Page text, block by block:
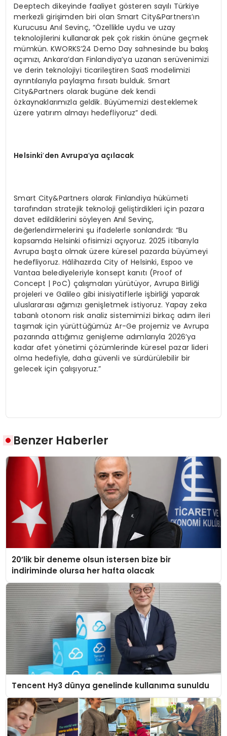
Deeptech dikeyinde faaliyet gösteren sayılı Türkiye
merkezli girişimden biri olan Smart City&Partners’ın
Kurucusu Anıl Sevinç, “Özellikle uydu ve uzay
teknolojilerini kullanarak pek çok riskin önüne geçmek
mümkün. KWORKS’24 Demo Day sahnesinde bu bakış
açımızı, Ankara’dan Finlandiya’ya uzanan serüvenimizi
ve derin teknolojiyi ticarileştiren SaaS modelimizi
ayrıntılarıyla paylaşma fırsatı bulduk. Smart
City&Partners olarak bugüne dek kendi
özkaynaklarımızla geldik. Büyümemizi desteklemek
üzere yatırım almayı hedefliyoruz” dedi.
Helsinki’den Avrupa’ya açılacak
Smart City&Partners olarak Finlandiya hükümeti
tarafından stratejik teknoloji geliştirdikleri için pazara
davet edildiklerini söyleyen Anıl Sevinç,
değerlendirmelerini şu ifadelerle sonlandırdı: “Bu
kapsamda Helsinki ofisimizi açıyoruz. 2025 itibarıyla
Avrupa başta olmak üzere küresel pazarda büyümeyi
hedefliyoruz. Hâlihazırda City of Helsinki, Espoo ve
Vantaa belediyeleriyle konsept kanıtı (Proof of
Concept | PoC) çalışmaları yürütüyor, Avrupa Birliği
projeleri ve Galileo gibi inisiyatiflerle işbirliği yaparak
uluslararası ağımızı genişletmek istiyoruz. Yapay zeka
tabanlı otonom risk analiz sistemimizi birkaç adım ileri
taşımak için yürüttüğümüz Ar-Ge projemiz ve Avrupa
pazarında attığımız genişleme adımlarıyla 2026’ya
kadar afet yönetimi çözümlerinde küresel pazar lideri
olma hedefiyle, daha güvenli ve sürdürülebilir bir
gelecek için çalışıyoruz.”
Benzer Haberler
20’lik bir deneme olsun istersen bize bir
indiriminde olursa her hafta olacak
Tencent Hy3 dünya genelinde kullanıma sunuldu